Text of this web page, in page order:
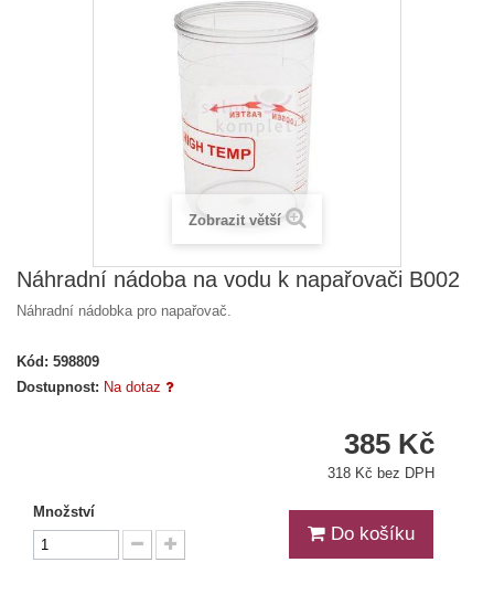
Zobrazit větší
Náhradní nádoba na vodu k napařovači B002
Náhradní nádobka pro napařovač.
Kód: 598809
Dostupnost: Na dotaz
385 Kč
318 Kč bez DPH
Množství
Do košíku